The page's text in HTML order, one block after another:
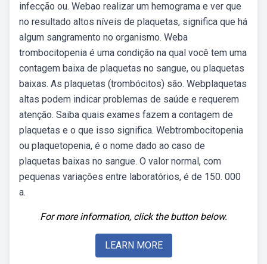
infecção ou. Webao realizar um hemograma e ver que
no resultado altos níveis de plaquetas, significa que há
algum sangramento no organismo. Weba
trombocitopenia é uma condição na qual você tem uma
contagem baixa de plaquetas no sangue, ou plaquetas
baixas. As plaquetas (trombócitos) são. Webplaquetas
altas podem indicar problemas de saúde e requerem
atenção. Saiba quais exames fazem a contagem de
plaquetas e o que isso significa. Webtrombocitopenia
ou plaquetopenia, é o nome dado ao caso de
plaquetas baixas no sangue. O valor normal, com
pequenas variações entre laboratórios, é de 150. 000
a.
For more information, click the button below.
LEARN MORE